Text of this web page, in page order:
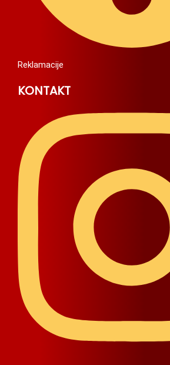
Reklamacije
KONTAKT